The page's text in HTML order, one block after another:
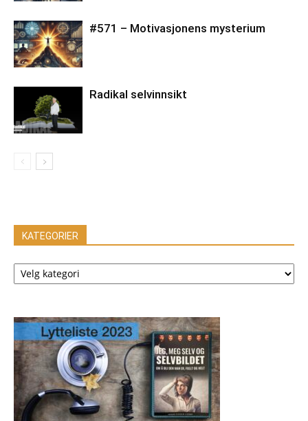
#571 – Motivasjonens mysterium
Radikal selvinnsikt
KATEGORIER
KATEGORIER